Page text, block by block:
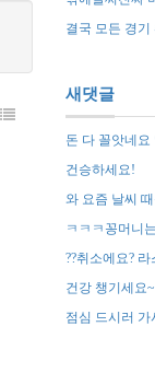
결국 모든 경기 취소…이
새댓글
돈 다 꼴앗네요 일야
건승하세요!
와 요즘 날씨 때문에 진짜 난
ㅋㅋㅋ꽁머니는 당해
??취소에요? 라
건강 챙기세요~
점심 드시러 가